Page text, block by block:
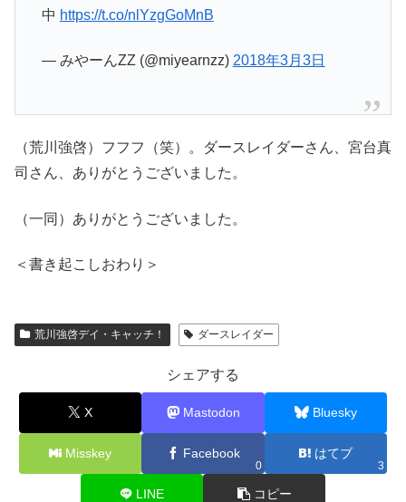
中 https://t.co/nlYzgGoMnB
— みやーんZZ (@miyearnzz) 2018年3月3日
（荒川強啓）フフフ（笑）。ダースレイダーさん、宮台真
司さん、ありがとうございました。
（一同）ありがとうございました。
＜書き起こしおわり＞
荒川強啓デイ・キャッチ！ ダースレイダー
シェアする
X Mastodon Bluesky
Misskey Facebook
0
はてブ
3
LINE コピー